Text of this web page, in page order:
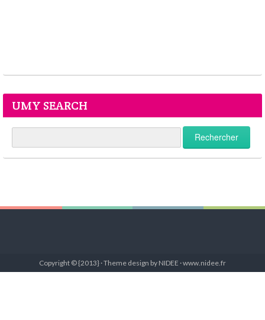
UMY SEARCH
Copyright © {2013} · Theme design by NIDEE · www.nidee.fr